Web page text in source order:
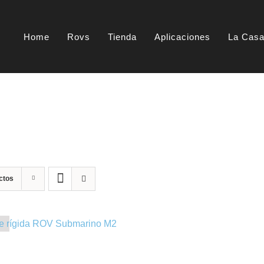
Home Rovs Tienda Aplicaciones La